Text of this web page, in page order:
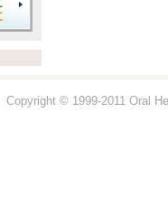
Copyright © 1999-2011 Oral